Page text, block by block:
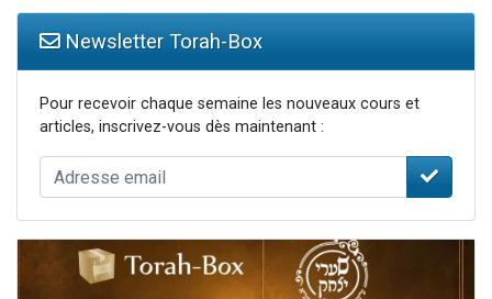
Newsletter Torah-Box
Pour recevoir chaque semaine les nouveaux cours et
articles, inscrivez-vous dès maintenant :